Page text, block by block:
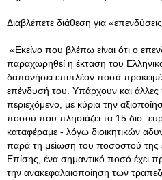
Διαβλέπετε διάθεση για
«Εκείνο που βλέπω είναι ότι ο
παραχωρηθεί η έκταση του
δαπανήσει επιπλέον ποσά
επένδυσή του. Υπάρχουν και άλλες
περιεχόμενο, με κύρια την
ποσού που πλησιάζει τα 15 δισ.
καταφέραμε - λόγω διοικητικών
παρά τη μείωση του ποσοστού της
Επίσης, ένα σημαντικό ποσό έχει
την ανακεφαλαιοποίηση των